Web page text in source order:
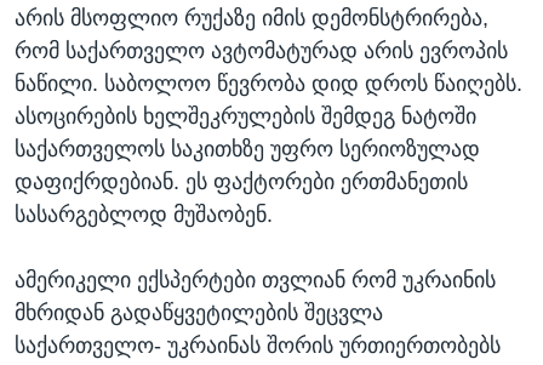
არის მსოფლიო რუქაზე იმის დემონსტრირება,
რომ საქართველო ავტომატურად არის ევროპის
ნაწილი. საბოლოო წევრობა დიდ დროს წაიღებს.
ასოცირების ხელშეკრულების შემდეგ ნატოში
საქართველოს საკითხზე უფრო სერიოზულად
დაფიქრდებიან. ეს ფაქტორები ერთმანეთის
სასარგებლოდ მუშაობენ.
ამერიკელი ექსპერტები თვლიან რომ უკრაინის
მხრიდან გადაწყვეტილების შეცვლა
საქართველო- უკრაინას შორის ურთიერთობებს